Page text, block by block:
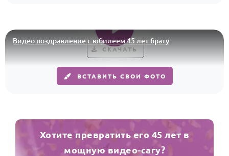
Видео поздравление с юбилеем 45 лет брату
СКАЧАТЬ
ВСТАВИТЬ СВОИ ФОТО
Хотите превратить его 45 лет в
мощную видео-сагу?